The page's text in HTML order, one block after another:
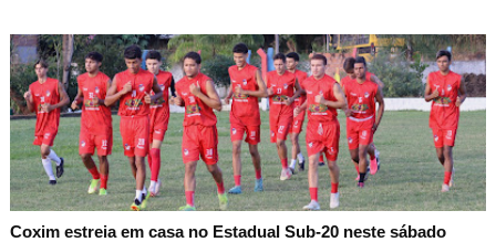
Coxim estreia em casa no Estadual Sub-20 neste sábado